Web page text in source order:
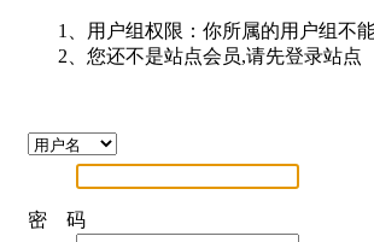
1、用户组权限：你所属的用户组不
2、您还不是站点会员,请先登录站点
密 码